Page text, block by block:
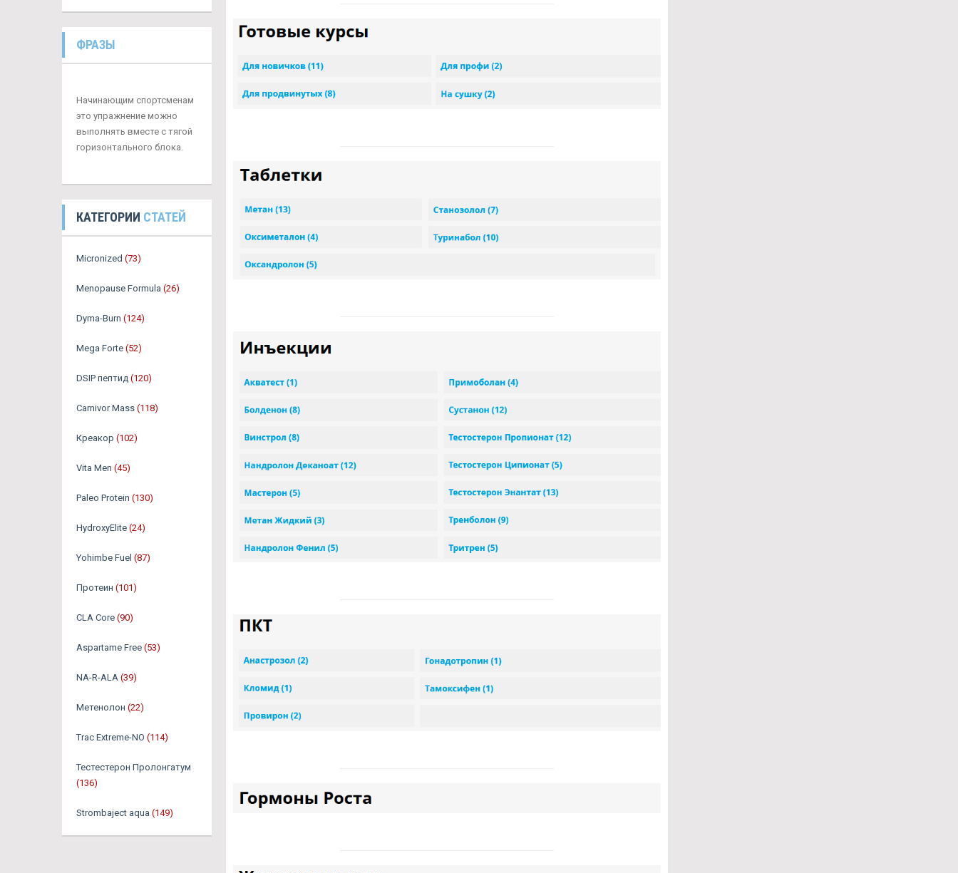
ФРАЗЫ
Начинающим спортсменам
это упражнение можно
выполнять вместе с тягой
горизонтального блока.
КАТЕГОРИИ СТАТЕЙ
Micronized (73)
Menopause Formula (26)
Dyma-Burn (124)
Mega Forte (52)
DSIP пептид (120)
Carnivor Mass (118)
Креакор (102)
Vita Men (45)
Paleo Protein (130)
HydroxyElite (24)
Yohimbe Fuel (87)
Протеин (101)
CLA Core (90)
Aspartame Free (53)
NA-R-ALA (39)
Метенолон (22)
Trac Extreme-NO (114)
Тестестерон Пролонгатум
(136)
Strombaject aqua (149)